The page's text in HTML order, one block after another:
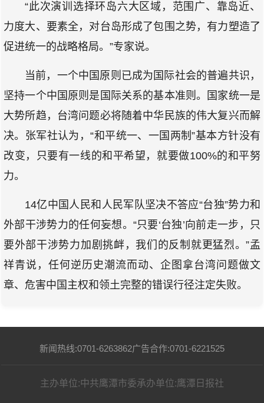
“此次演训选择环岛六大区域，范围广、靠岛近、
力度大、要素全，对台岛形成了包围之势，有力塑造了
促进统一的战略格局。”专家说。
当前，一个中国原则已成为国际社会的普遍共识，
坚持一个中国原则是国际关系的基本准则。国家统一是
大势所趋，台湾问题必将随着中华民族的伟大复兴而解
决。张军社认为，“和平统一、一国两制”基本方针没有
改变，只要有一线的和平希望，就要做100%的和平努
力。
14亿中国人民和人民军队坚决不答应“台独”势力和
外部干涉势力的任何妄想。“只要‘台独’向前走一步，只
要外部干涉势力加剧挑衅，我们的反制就更猛烈。”孟
祥青说，任何逆历史潮流而动、企图拿台湾问题做文
章、危害中国主权和领土完整的错误行径注定失败。
新闻热线:0701-6263862广告合作:0701-6221525
主办单位:中共鹰潭市委承办单位:鹰潭日报社